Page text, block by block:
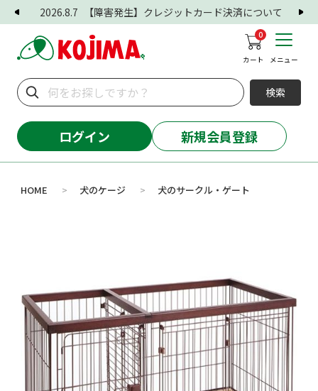
2026.8.7 【障害発生】クレジットカード決済について
0
カート メニュー
検索
ログイン 新規会員登録
HOME > 犬のケージ > 犬のサークル・ゲート